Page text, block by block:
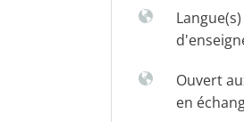
Langue(s)
Ouvert
en